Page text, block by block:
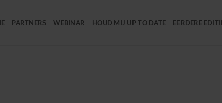
PARTNERS WEBINAR HOUD MIJ UP TO DATE EERDERE